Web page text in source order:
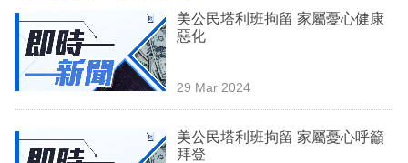
投
資
美公民塔利班拘留 家屬憂心健康
惡化
29 Mar 2024
美公民塔利班拘留 家屬憂心呼籲
拜登